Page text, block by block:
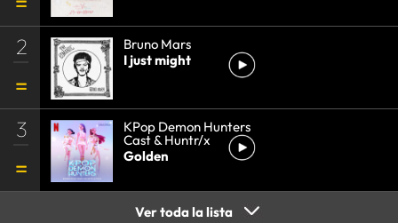
2
Bruno Mars
I just might
3 KPop Demon Hunters
Cast & Huntr/x
Golden
Ver toda la lista